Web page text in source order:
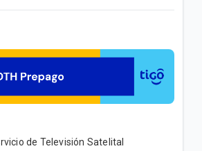
caja de cable Tigo paso a paso |
caja de cable Android Tigo?
para cajas Kaon HD | Hogar
de Televisión Satelital